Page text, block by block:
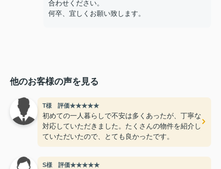
合わせください。
何卒、宜しくお願い致します。
他のお客様の声を見る
T様 評価★★★★★
初めての一人暮らしで不安は多くあったが、丁寧な
対応していただきました。たくさんの物件を紹介し
ていただいたので、とても良かったです。
S様 評価★★★★★